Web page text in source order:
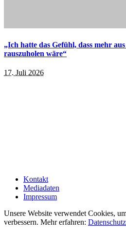
„Ich hatte das Gefühl, dass mehr
rauszuholen wäre“
17. Juli 2026
Kontakt
Mediadaten
Impressum
Unsere Website verwendet Cookies,
verbessern. Mehr erfahren: